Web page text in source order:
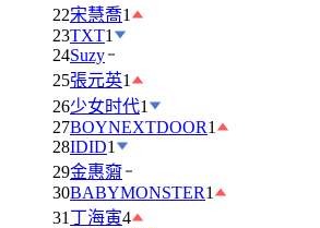
22宋慧喬1
23TXT1
24Suzy
25張元英1
26少女时代1
27BOYNEXTDOOR1
28IDID1
29金惠奫
30BABYMONSTER1
31 丁海寅4